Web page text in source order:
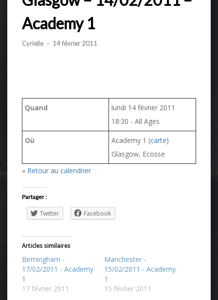
Academy 1
Cyrielle - 14 février 2011
Quand
lundi 14 février 2011
18:30 - All Ages
Où Academy 1 (carte)
Glasgow, Ecosse
« Retour au calendrier
Partager :
Twitter Facebook
Articles similaires
Birmingham -
17/02/2011 - Academy
1
17 février 2011
Manchester -
15/02/2011 - Academy
1
15 février 2011